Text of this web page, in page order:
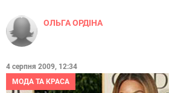
ОЛЬГА ОРДІНА
4 серпня 2009, 12:34
МОДА ТА КРАСА